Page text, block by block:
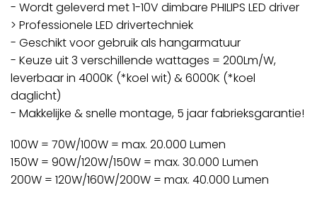
- Wordt geleverd met 1-10V dimbare PHILIPS LED driver
> Professionele LED drivertechniek
- Geschikt voor gebruik als hangarmatuur
- Keuze uit 3 verschillende wattages = 200Lm/W,
leverbaar in 4000K (*koel wit) & 6000K (*koel
daglicht)
- Makkelijke & snelle montage, 5 jaar fabrieksgarantie!
100W = 70W/100W = max. 20.000 Lumen
150W = 90W/120W/150W = max. 30.000 Lumen
200W = 120W/160W/200W = max. 40.000 Lumen